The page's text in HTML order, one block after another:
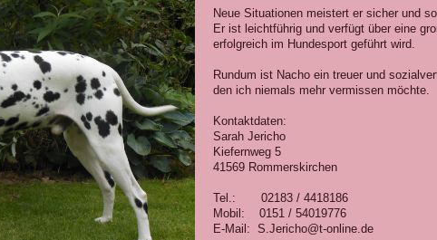
Neue Situationen meistert er sicher und
Er ist leichtführig und verfügt über eine
erfolgreich im Hundesport geführt wird.
Rundum ist Nacho ein treuer und
den ich niemals mehr vermissen möchte.
Kontaktdaten:
Sarah Jericho
Kiefernweg 5
41569 Rommerskirchen
Tel.: 02183 / 4418186
Mobil: 0151 / 54019776
E-Mail: S.Jericho@t-online.de